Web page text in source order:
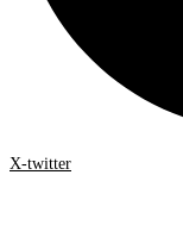
X-twitter